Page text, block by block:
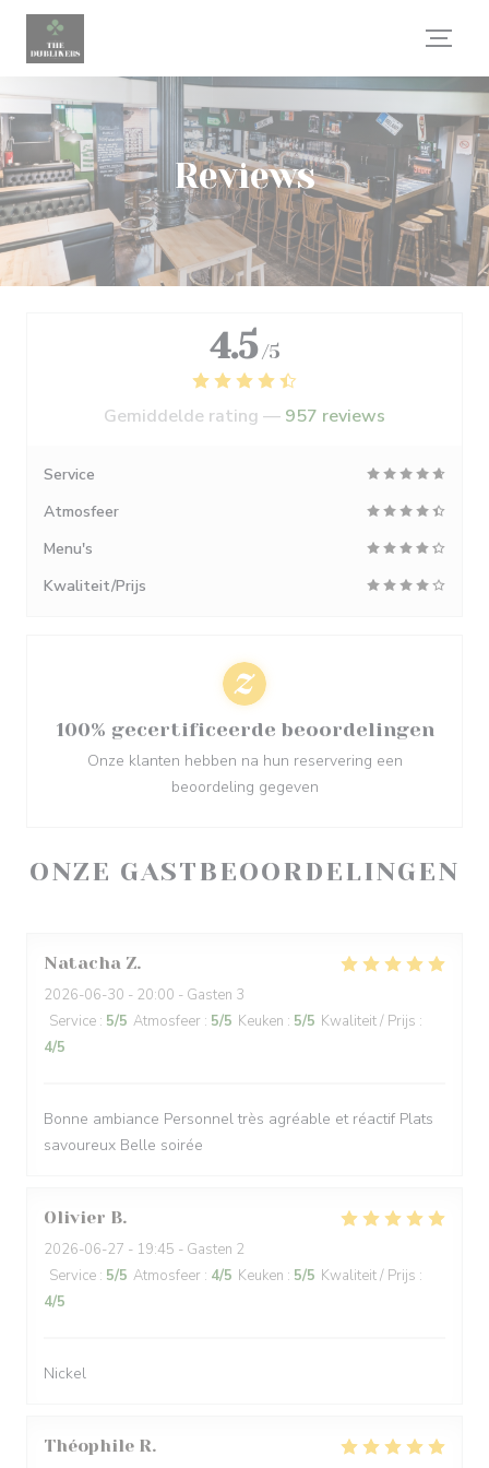
Cookies beheer paneel
Reviews
ONZE GASTBEOORDELINGEN
Natacha Z
2026-06-30 - 20:00 - Gasten 3
Service : 5/5 Atmosfeer : 5/5 Keuken : 5/5 Kwaliteit / Prijs :
4/5
Bonne ambiance Personnel très agréable et réactif Plats
savoureux Belle soirée
Olivier B
2026-06-27 - 19:45 - Gasten 2
Service : 5/5 Atmosfeer : 4/5 Keuken : 5/5 Kwaliteit / Prijs :
4/5
Nickel
Théophile R
4.5 /5
Gemiddelde rating — 957 reviews
Service
Atmosfeer
Menu's
Kwaliteit/Prijs
100% gecertificeerde beoordelingen
Onze klanten hebben na hun reservering een
beoordeling gegeven